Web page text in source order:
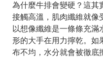
為什麼牛排會變硬？這其
接觸高溫，肌肉纖維就像
以想像纖維是一條條充滿
形的大手在用力擰乾。如
布不均，水分就會被徹底